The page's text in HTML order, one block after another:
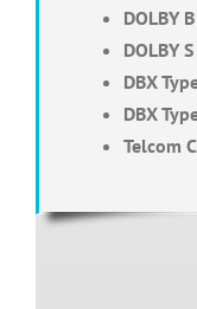
DOLBY B
DOLBY S
DBX
DBX
Telcom